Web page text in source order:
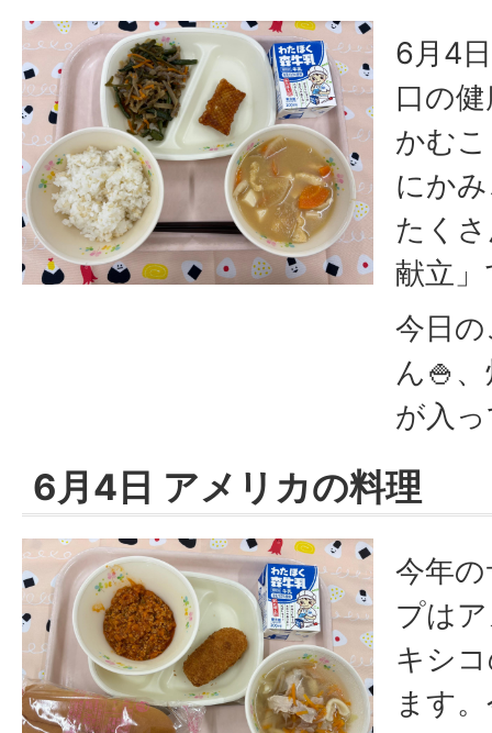
6月4
口の
かむ
にか
たく
献立
今日
ん🍚
が入
6月4日 アメリカの料理
今年
プは
キシ
ます